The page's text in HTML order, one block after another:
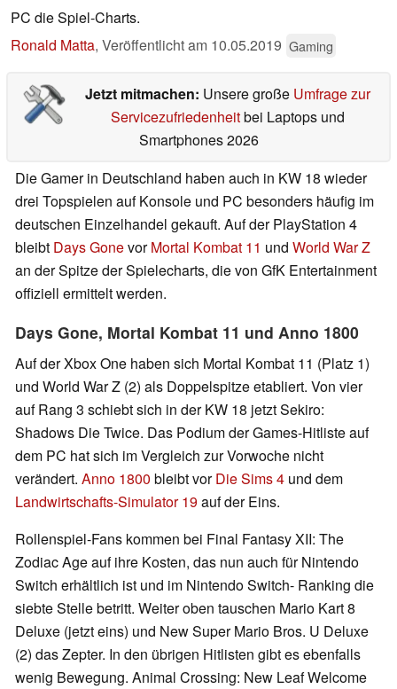
PC die Spiel-Charts.
Ronald Matta, Veröffentlicht am 10.05.2019 Gaming
Jetzt mitmachen: Unsere große Umfrage zur
Servicezufriedenheitbei Laptops und
Smartphones 2026
Die Gamer in Deutschland haben auch in KW 18 wieder
drei Topspielen auf Konsole und PC besonders häufig im
deutschen Einzelhandel gekauft. Auf der PlayStation 4
bleibt Days GonevorMortal Kombat 11 und World War Z
an der Spitze der Spielecharts, die von GfK Entertainment
offiziell ermittelt werden.
Days Gone, Mortal Kombat 11 und Anno 1800
Auf der Xbox One haben sich Mortal Kombat 11 (Platz 1)
und World War Z (2) als Doppelspitze etabliert. Von vier
auf Rang 3 schiebt sich in der KW 18 jetzt Sekiro:
Shadows Die Twice. Das Podium der Games-Hitliste auf
dem PC hat sich im Vergleich zur Vorwoche nicht
verändert. Anno 1800 bleibt vorDie Sims 4 und dem
Landwirtschafts-Simulator 19auf der Eins.
Rollenspiel-Fans kommen bei Final Fantasy XII: The
Zodiac Age auf ihre Kosten, das nun auch für Nintendo
Switch erhältlich ist und im Nintendo Switch- Ranking die
siebte Stelle betritt. Weiter oben tauschen Mario Kart 8
Deluxe (jetzt eins) und New Super Mario Bros. U Deluxe
(2) das Zepter. In den übrigen Hitlisten gibt es ebenfalls
wenig Bewegung. Animal Crossing: New Leaf Welcome